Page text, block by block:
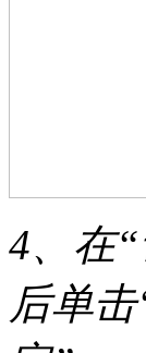
4、在
后单